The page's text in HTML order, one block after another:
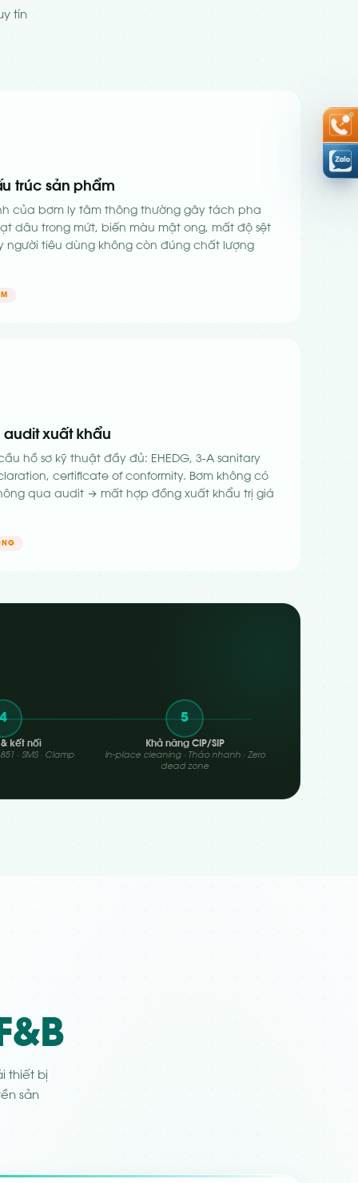
tín
trúc sản phẩm
của bơm ly tâm thông thường gây tách pha
dâu trong mứt, biến màu mật ong, mất độ sệt
người tiêu dùng không còn đúng chất lượng
xuất khẩu
hồ sơ kỹ thuật đầy đủ: EHEDG, 3-A sanitary
certificate of conformity. Bơm không có
qua audit → mất hợp đồng xuất khẩu trị giá
kết nối
· SMS · Clamp
5
Khả năng CIP/SIP
In-place cleaning · Tháo nhanh · Zero
dead zone
thiết bị
sản